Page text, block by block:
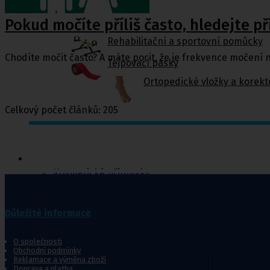
Rehabilitační a sportovní pomůcky
Tejpovací pásky
Ortopedické vložky a
Kosmetické přípravky
Úklidové prostředky pro domácnost
Pokud močíte příliš často, hledejte
Chodíte močit často? A máte pocit, že je frekvence
Celkový počet článků: 205
O společnosti
Obchodní podmínky
Reklamace a výměna zboží